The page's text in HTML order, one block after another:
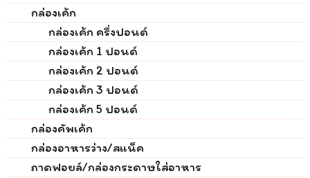
กล่องเค้ก
กล่องเค้ก ครึ่งปอนด์
กล่องเค้ก 1 ปอนด์
กล่องเค้ก 2 ปอนด์
กล่องเค้ก 3 ปอนด์
กล่องเค้ก 5 ปอนด์
กล่องคัพเค้ก
กล่องอาหารว่าง/สแน็ค
ถาดฟอยล์/กล่องกระดาษใส่อาหาร